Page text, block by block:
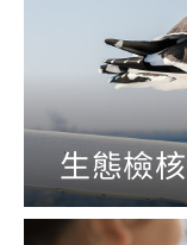
生態檢核